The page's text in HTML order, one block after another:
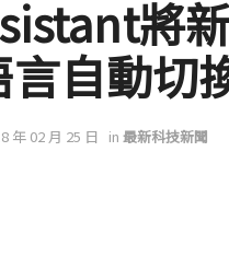
將
自動切
年 02 月 25 日 in 最新科技新聞